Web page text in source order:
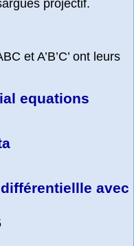
projectif.
et A’B’C’ ont leurs
equations
avec